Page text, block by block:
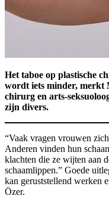
Het taboe op plastische
wordt iets minder, merkt
chirurg en arts-
zijn divers.
“Vaak vragen vrouwen
Anderen vinden hun
klachten die ze wijten aan
schaamlippen.” Goede
kan geruststellend werken
Özer.